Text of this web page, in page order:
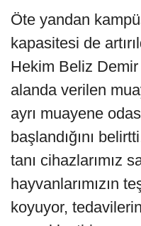
Öte yandan
kapasitesi de
Hekim Beliz
alanda verilen
ayrı muayene
başlandığını
tanı cihazlarımız
hayvanlarımızın
koyuyor,